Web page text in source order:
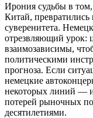
Ирония судьбы в
Китай, превратились
суверенитета.
отрезвляющий урок:
взаимозависимы,
политическими
прогноза. Если
немецкие
некоторых линий — и
потерей рыночных
десятилетиями.